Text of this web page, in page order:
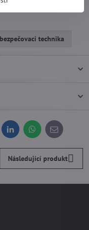
technika
LinkedInWhatsApp
E-
mail
Následující produkt